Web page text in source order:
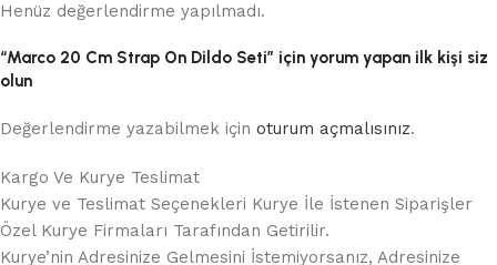
Henüz değerlendirme yapılmadı.
“Marco 20 Cm Strap On Dildo Seti” için yorum yapan ilk kişi siz
olun
Değerlendirme yazabilmek için oturum açmalısınız.
Kargo Ve Kurye Teslimat
Kurye ve Teslimat Seçenekleri Kurye İle İstenen Siparişler
Özel Kurye Firmaları Tarafından Getirilir.
Kurye’nin Adresinize Gelmesini İstemiyorsanız, Adresinize